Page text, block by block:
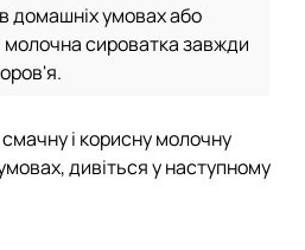
домашніх умовах або
молочна сироватка завжди
і корисну молочну
дивіться у наступному